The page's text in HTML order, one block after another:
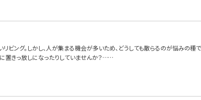
ング。しかし、人が集まる機会が多いため、どうしても散らるのが悩みの種で
置きっ放しになったりしていませんか？……